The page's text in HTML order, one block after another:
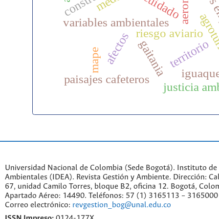
variables ambientales
riesgo aviario
gaitania
paisajes cafeteros
territorio
justicia
afectos
mape
Universidad Nacional de Colombia (Sede Bogotá). Instituto de
Ambientales (IDEA). Revista Gestión y Ambiente. Dirección:
67, unidad Camilo Torres, bloque B2, oficina 12. Bogotá,
Apartado Aéreo: 14490. Teléfonos: 57 (1) 3165113 –
Correo electrónico: revgestion_bog@unal.edu.co